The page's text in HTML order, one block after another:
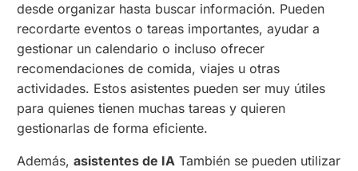
desde organizar hasta buscar información. Pueden
recordarte eventos o tareas importantes, ayudar a
gestionar un calendario o incluso ofrecer
recomendaciones de comida, viajes u otras
actividades. Estos asistentes pueden ser muy útiles
para quienes tienen muchas tareas y quieren
gestionarlas de forma eficiente.
Además,asistentes de IA También se pueden utilizar